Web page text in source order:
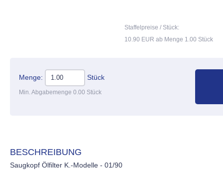
Staffelpreise / Stück:
10.90 EUR ab Menge 1.00 Stück
Menge: Stück
Min. Abgabemenge 0.00 Stück
BESCHREIBUNG
Saugkopf Ölfilter K.-Modelle - 01/90